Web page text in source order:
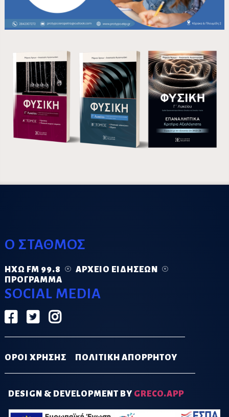
Ο ΣΤΑΘΜΟΣ
ΗΧΏ FM 99.8
ΑΡΧΕΊΟ ΕΙΔΉΣΕΩΝ
ΠΡΌΓΡΑΜΜΑ
SOCIAL MEDIA
ΟΡΟΙ ΧΡΗΣΗΣ ΠΟΛΙΤΙΚΗ ΑΠΟΡΡΗΤΟΥ
DESIGN & DEVELOPMENT BY GRECO.APP